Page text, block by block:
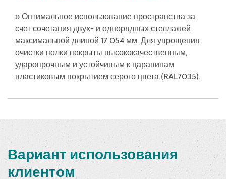
» Оптимальное использование пространства за
счет сочетания двух- и однорядных стеллажей
максимальной длиной 17 054 мм. Для упрощения
очистки полки покрыты высококачественным,
ударопрочным и устойчивым к царапинам
пластиковым покрытием серого цвета (RAL7035).
Вариант использования
клиентом